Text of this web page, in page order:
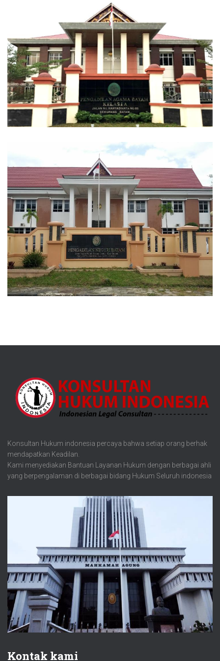
Konsultan Hukum indonesia percaya bahwa setiap orang berhak
mendapatkan Keadilan.
Kami menyediakan Bantuan Layanan Hukum dengan berbagai ahli
yang berpengalaman di berbagai bidang Hukum Seluruh indonesia
Kontak kami